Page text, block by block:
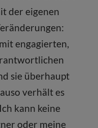
der eigenen
engagierten,
sie überhaupt
verhält es
kann keine
oder meine